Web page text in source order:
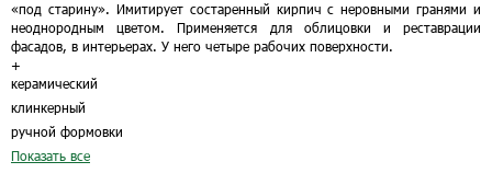
«под старину». Имитирует состаренный кирпич с неровными гранями и
неоднородным цветом. Применяется для облицовки и реставрации
фасадов, в интерьерах. У него четыре рабочих поверхности.
+
керамический
клинкерный
ручной формовки
Показать все